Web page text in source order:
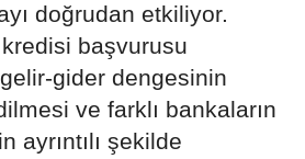
doğrudan etkiliyor.
başvurusu
gider dengesinin
ve farklı bankaların
ayrıntılı şekilde